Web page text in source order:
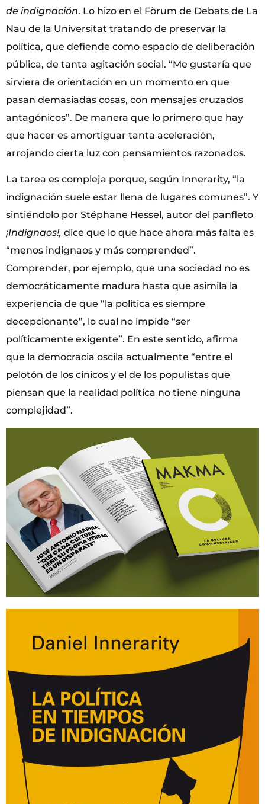
de indignación. Lo hizo en el Fòrum de Debats de La
Nau de la Universitat tratando de preservar la
política, que defiende como espacio de deliberación
pública, de tanta agitación social. “Me gustaría que
sirviera de orientación en un momento en que
pasan demasiadas cosas, con mensajes cruzados
antagónicos”. De manera que lo primero que hay
que hacer es amortiguar tanta aceleración,
arrojando cierta luz con pensamientos razonados.
La tarea es compleja porque, según Innerarity, “la
indignación suele estar llena de lugares comunes”. Y
sintiéndolo por Stéphane Hessel, autor del panfleto
¡Indignaos!, dice que lo que hace ahora más falta es
“menos indignaos y más comprended”.
Comprender, por ejemplo, que una sociedad no es
democráticamente madura hasta que asimila la
experiencia de que “la política es siempre
decepcionante”, lo cual no impide “ser
políticamente exigente”. En este sentido, afirma
que la democracia oscila actualmente “entre el
pelotón de los cínicos y el de los populistas que
piensan que la realidad política no tiene ninguna
complejidad”.